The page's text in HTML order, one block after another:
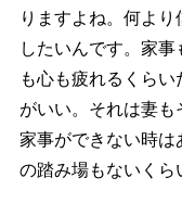
りますよね。何よ
したいんです。家
も心も疲れるくら
がいい。それは妻も
家事ができない時は
の踏み場もないくら